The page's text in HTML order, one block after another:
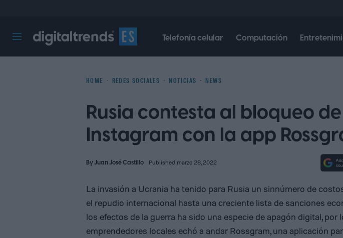
Telefonía celular Computación
HOME REDES SOCIALES NOTICIAS NEWS
Rusia contesta al bloqueo de
Instagram con la app
ByJuan José Castillo Published marzo 28, 2022
La invasión a Ucrania ha tenido para Rusia un sinnúmero de
el repudio internacional hasta una creciente lista de sanciones
los efectos de la guerra ha sido una especie de apagón digital, por
emprendedores locales echó a andar Rossgram, una aplicación